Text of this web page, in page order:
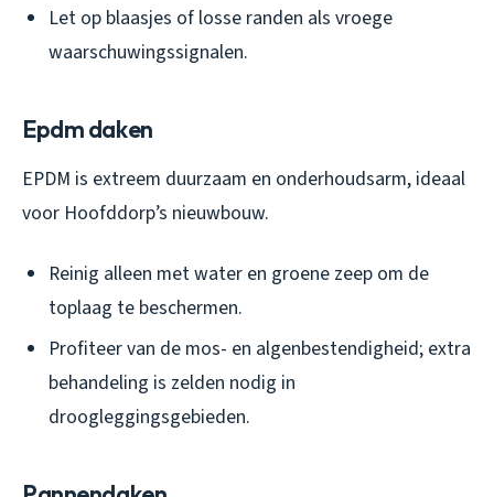
Let op blaasjes of losse randen als vroege
waarschuwingssignalen.
Epdm daken
EPDM is extreem duurzaam en onderhoudsarm, ideaal
voor Hoofddorp’s nieuwbouw.
Reinig alleen met water en groene zeep om de
toplaag te beschermen.
Profiteer van de mos- en algenbestendigheid; extra
behandeling is zelden nodig in
droogleggingsgebieden.